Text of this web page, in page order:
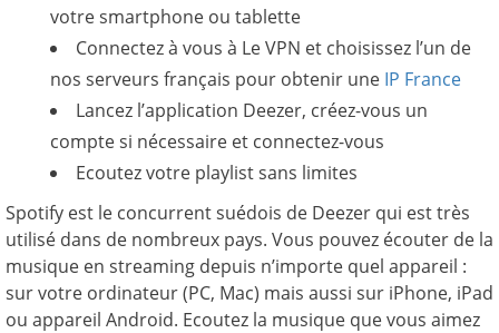
votre smartphone ou tablette
Connectez à vous à Le VPN et choisissez l’un de
nos serveurs français pour obtenir une IP France
Lancez l’application Deezer, créez-vous un
compte si nécessaire et connectez-vous
Ecoutez votre playlist sans limites
Spotify est le concurrent suédois de Deezer qui est très
utilisé dans de nombreux pays. Vous pouvez écouter de la
musique en streaming depuis n’importe quel appareil :
sur votre ordinateur (PC, Mac) mais aussi sur iPhone, iPad
ou appareil Android. Ecoutez la musique que vous aimez